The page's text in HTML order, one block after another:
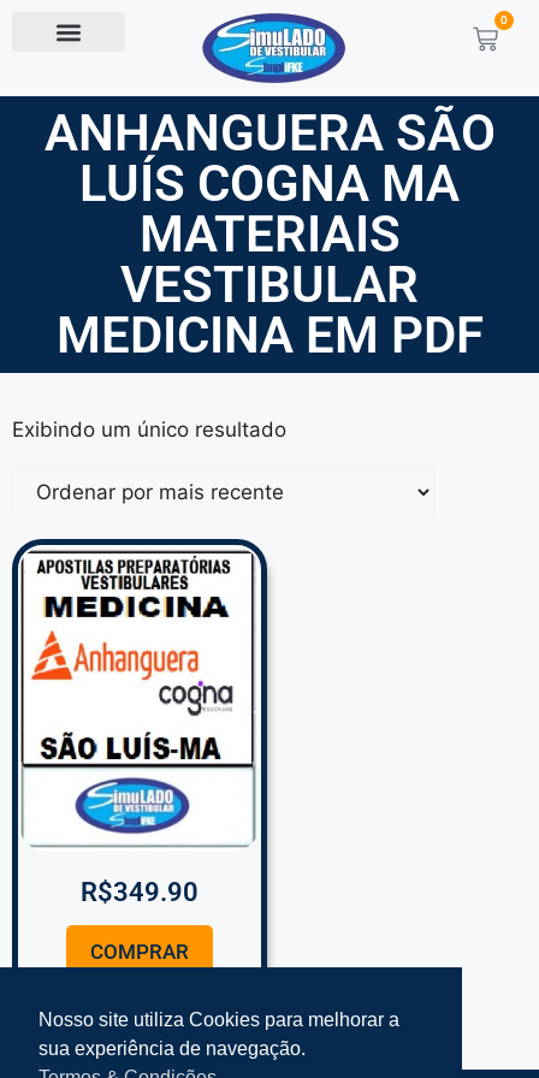
0
ANHANGUERA SÃO
LUÍS COGNA MA
MATERIAIS
VESTIBULAR
MEDICINA EM PDF
Exibindo um único resultado
R$349.90
COMPRAR
Nosso site utiliza Cookies para melhorar a
sua experiência de navegação.